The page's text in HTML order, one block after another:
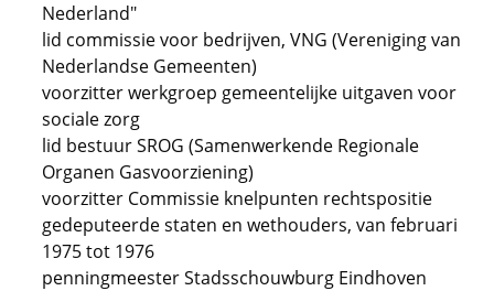
Nederland"
lid commissie voor bedrijven, VNG (Vereniging van
Nederlandse Gemeenten)
voorzitter werkgroep gemeentelijke uitgaven voor
sociale zorg
lid bestuur SROG (Samenwerkende Regionale
Organen Gasvoorziening)
voorzitter Commissie knelpunten rechtspositie
gedeputeerde staten en wethouders, van februari
1975 tot 1976
penningmeester Stadsschouwburg Eindhoven